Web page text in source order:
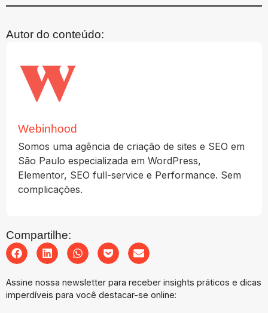
Autor do conteúdo:
Webinhood
Somos uma agência de criação de sites e SEO em
São Paulo especializada em WordPress,
Elementor, SEO full-service e Performance. Sem
complicações.
Compartilhe:
Assine nossa newsletter para receber insights práticos e dicas
imperdíveis para você destacar-se online: